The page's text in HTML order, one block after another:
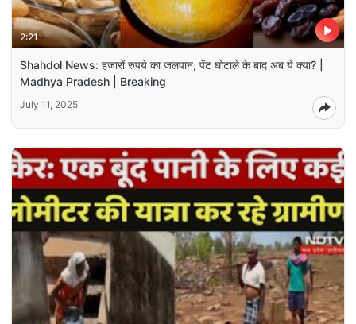
2:21
Shahdol News: हजारों रुपये का जलपान, पेंट घोटाले के बाद अब ये क्या? |
Madhya Pradesh | Breaking
July 11, 2025